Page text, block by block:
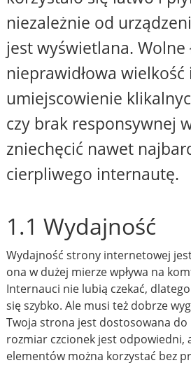
niezależnie od
jest wyświetlana. Wolne
nieprawidłowa wielkość i
umiejscowienie
czy brak responsywnej
zniechęcić nawet
cierpliwego internautę.
1.1 Wydajność
Wydajność strony internetowej
ona w dużej mierze wpływa na
Internauci nie lubią czekać,
się szybko. Ale musi też dobrze
Twoja strona jest dostosowana
rozmiar czcionek jest odpowiedni,
elementów można korzystać bez